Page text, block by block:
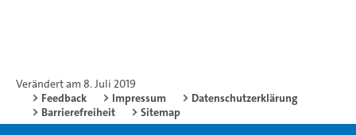
Verändert am 8. Juli 2019
Feedback
Impressum
Datenschutzerklärung
Barrierefreiheit
Sitemap